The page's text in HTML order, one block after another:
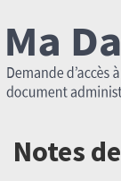
Notes